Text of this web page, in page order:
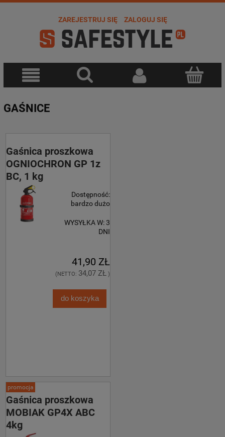
ZAREJESTRUJ SIĘ ZALOGUJ SIĘ
GAŚNICE
Gaśnica proszkowa
OGNIOCHRON GP 1z
BC, 1 kg
Dostępność:
bardzo dużo
WYSYŁKA W: 3
DNI
41,90 ZŁ
(NETTO: 34,07 ZŁ )
do koszyka
Gaśnica proszkowa
MOBIAK GP4X ABC
4kg
promocja